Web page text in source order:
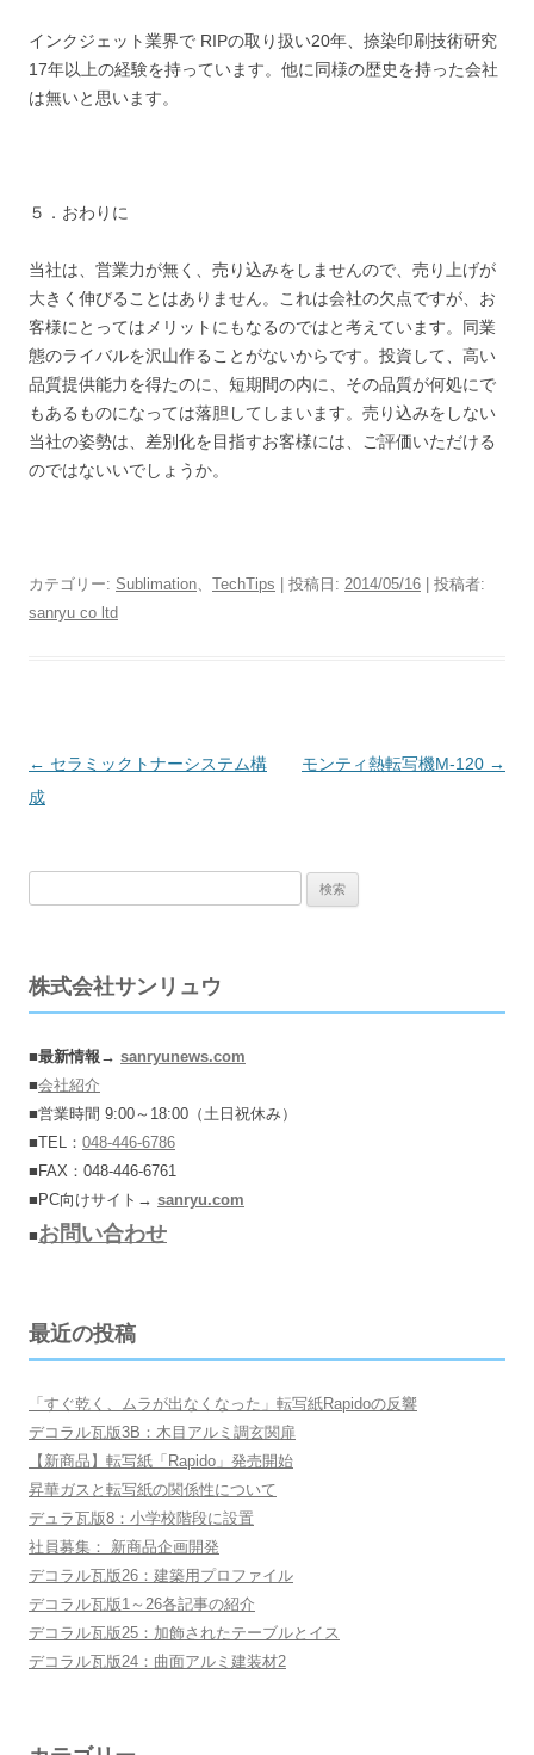
インクジェット業界で RIPの取り扱い20年、捺染印刷技術研究
17年以上の経験を持っています。他に同様の歴史を持った会社
は無いと思います。
５．おわりに
当社は、営業力が無く、売り込みをしませんので、売り上げが
大きく伸びることはありません。これは会社の欠点ですが、お
客様にとってはメリットにもなるのではと考えています。同業
態のライバルを沢山作ることがないからです。投資して、高い
品質提供能力を得たのに、短期間の内に、その品質が何処にで
もあるものになっては落胆してしまいます。売り込みをしない
当社の姿勢は、差別化を目指すお客様には、ご評価いただける
のではないいでしょうか。
カテゴリー: Sublimation、 TechTips | 投稿日: 2014/05/16
投稿者:
sanryu co ltd
投
稿
ョ
← セラミックトナーシステム構
成
モンティ熱転写機M-120 →
株式会社サンリュウ
■最新情報→ sanryunews.com
■会社紹介
■営業時間 9:00～18:00（土日祝休み）
■TEL： 048-446-6786
■FAX：048-446-6761
■PC向けサイト→ sanryu.com
■お問い合わせ
最近の投稿
「すぐ乾く、ムラが出なくなった」転写紙Rapidoの反響
デコラル瓦版3B：木目アルミ調玄関扉
【新商品】転写紙「Rapido」発売開始
昇華ガスと転写紙の関係性について
デュラ瓦版8：小学校階段に設置
社員募集： 新商品企画開発
デコラル瓦版26：建築用プロファイル
デコラル瓦版1～26各記事の紹介
デコラル瓦版25：加飾されたテーブルとイス
デコラル瓦版24：曲面アルミ建装材2